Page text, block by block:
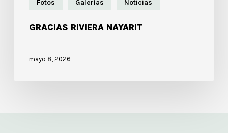
Fotos Galerías Noticias
GRACIAS RIVIERA NAYARIT
mayo 8, 2026